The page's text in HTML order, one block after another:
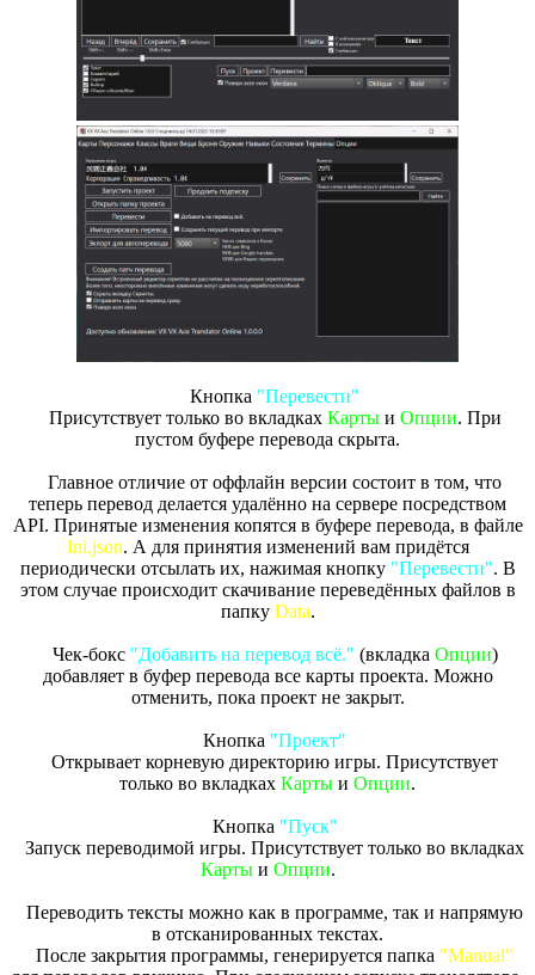
Кнопка "Перевести"
Присутствует только во вкладках Картыи Опции. При
пустом буфере перевода скрыта.
Главное отличие от оффлайн версии состоит в том, что
теперь перевод делается удалённо на сервере посредством
API. Принятые изменения копятся в буфере перевода, в файле
Ini.json. А для принятия изменений вам придётся
периодически отсылать их, нажимая кнопку "Перевести". В
этом случае происходит скачивание переведённых файлов в
папку Data.
Чек-бокс "Добавить на перевод всё." (вкладка Опции)
добавляет в буфер перевода все карты проекта. Можно
отменить, пока проект не закрыт.
Кнопка "Проект"
Открывает корневую директорию игры. Присутствует
только во вкладках Карты и Опции.
Кнопка "Пуск"
Запуск переводимой игры. Присутствует только во вкладках
Картыи Опции.
Переводить тексты можно как в программе, так и напрямую
в отсканированных текстах.
После закрытия программы, генерируется папка "Manual"